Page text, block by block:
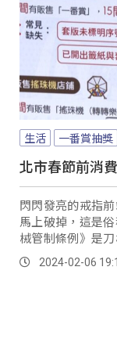
生活 一番賞抽獎
北市春節前消
閃閃發亮的戒指
馬上破掉，這是
械管制條例》是
製造、販賣、持
賣家在購物平台違
2024-02-06